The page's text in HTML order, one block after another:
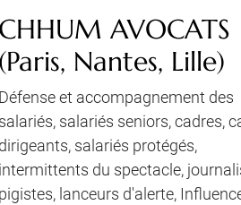
CHHUM AVOCATS
(Paris, Nantes, Lille)
Défense et accompagnement des
salariés, salariés seniors, cadres,
dirigeants, salariés protégés,
intermittents du spectacle,
pigistes, lanceurs d'alerte,